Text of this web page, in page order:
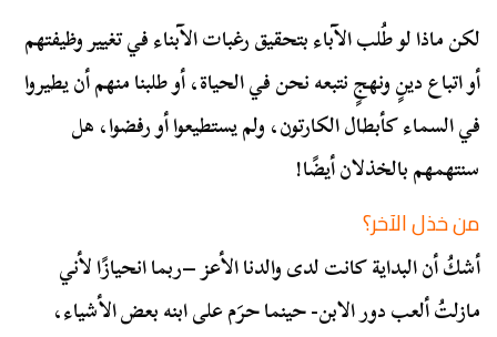
لكن ماذا لو طُلب الآباء بتحقيق رغبات الآبناء في تغيير وظيفتهم
أو اتباع دينٍ ونهجٍ نتبعه نحن في الحياة، أو طلبنا منهم أن يطيروا
في السماء كأبطال الكارتون، ولم يستطيعوا أو رفضوا، هل
سنتهمهم بالخذلان أيضًا!
من خذل الآخر؟
أشكُ أن البداية كانت لدى والدنا الأعز –ربما انحيازًا لأني
مازلتُ ألعب دور الابن- حينما حرَم على ابنه بعض الأشياء،